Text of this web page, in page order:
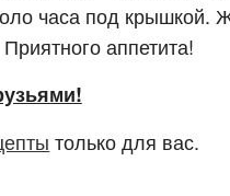
часа под крышкой.
аппетита!
только для вас.